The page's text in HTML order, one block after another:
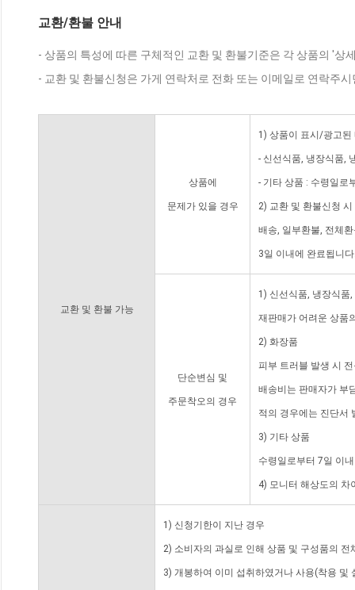
교환/환불 안내
- 상품의 특성에 따른 구체적인 교환 및 환불기준은 각 상품의 '상
- 교환 및 환불신청은 가게 연락처로 전화 또는 이메일로 연락주
교환 및 환불 가능
상품에
문제가 있을 경우
1) 상품이 표시/광고된
- 신선식품, 냉장식품,
- 기타 상품 : 수령일로
2) 교환 및 환불신청
배송, 일부환불, 전체
3일 이내에 완료됩니
단순변심 및
주문착오의 경우
1) 신선식품, 냉장식품
재판매가 어려운 상품
2) 화장품
피부 트러블 발생 시
배송비는 판매자가 부
적의 경우에는 진단서
3) 기타 상품
수령일로부터 7일 이
4) 모니터 해상도의 차
1) 신청기한이 지난 경우
2) 소비자의 과실로 인해 상품 및 구성품의
3) 개봉하여 이미 섭취하였거나 사용(착용 및